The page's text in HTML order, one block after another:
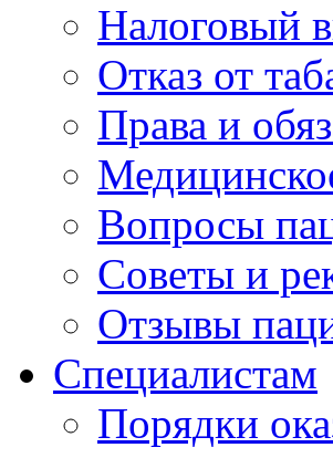
Налоговый
Отказ от
Права и
Вопросы
Советы и
Отзывы
Специалистам
Порядки